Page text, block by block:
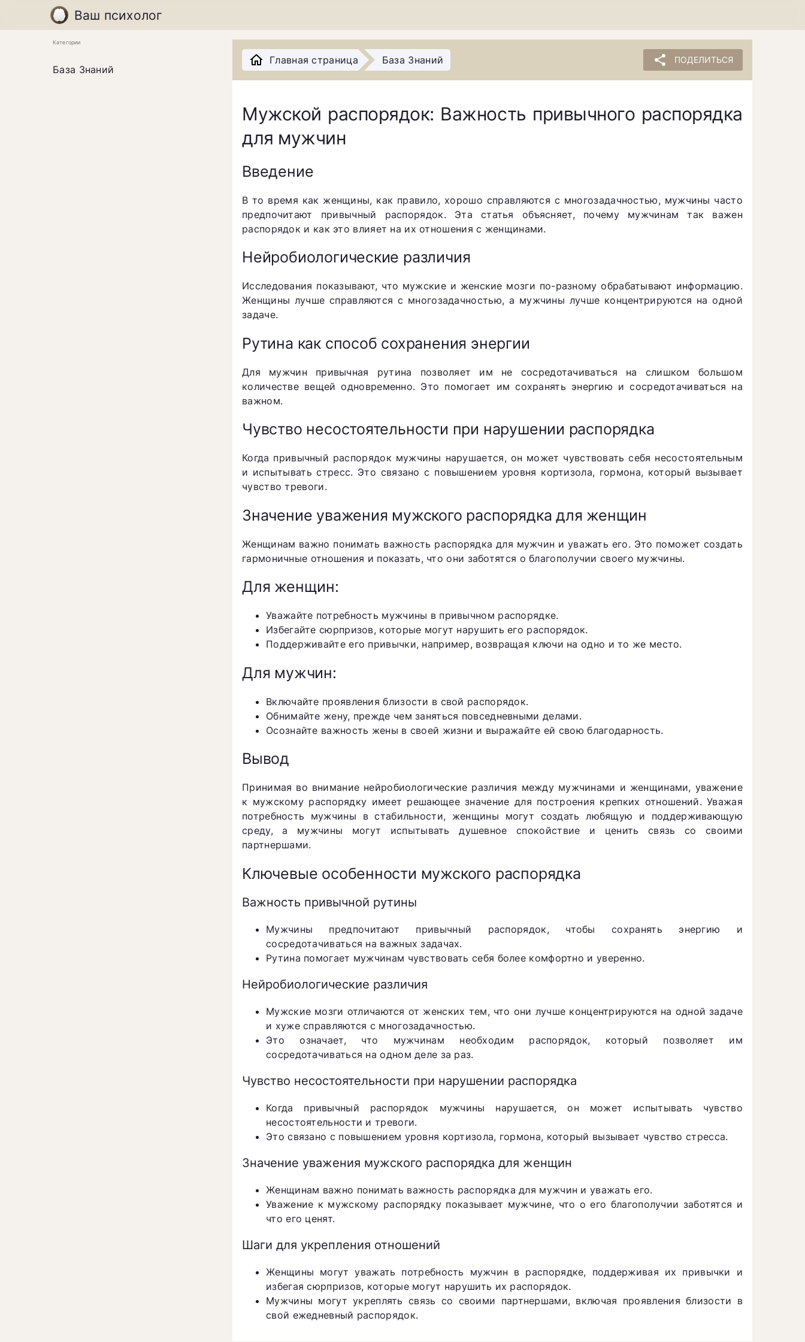
Ваш психолог
Категории
База Знаний
Главная страница База Знаний share ПОДЕЛИТЬСЯ
Мужской распорядок: Важность привычного распорядка
для мужчин
Введение
В то время как женщины, как правило, хорошо справляются с многозадачностью, мужчины часто
предпочитают привычный распорядок. Эта статья объясняет, почему мужчинам так важен
распорядок и как это влияет на их отношения с женщинами.
Нейробиологические различия
Исследования показывают, что мужские и женские мозги по-разному обрабатывают информацию.
Женщины лучше справляются с многозадачностью, а мужчины лучше концентрируются на одной
задаче.
Рутина как способ сохранения энергии
Для мужчин привычная рутина позволяет им не сосредотачиваться на слишком большом
количестве вещей одновременно. Это помогает им сохранять энергию и сосредотачиваться на
важном.
Чувство несостоятельности при нарушении распорядка
Когда привычный распорядок мужчины нарушается, он может чувствовать себя несостоятельным
и испытывать стресс. Это связано с повышением уровня кортизола, гормона, который вызывает
чувство тревоги.
Значение уважения мужского распорядка для женщин
Женщинам важно понимать важность распорядка для мужчин и уважать его. Это поможет создать
гармоничные отношения и показать, что они заботятся о благополучии своего мужчины.
Для женщин:
Уважайте потребность мужчины в привычном распорядке.
Избегайте сюрпризов, которые могут нарушить его распорядок.
Поддерживайте его привычки, например, возвращая ключи на одно и то же место.
Для мужчин:
Включайте проявления близости в свой распорядок.
Обнимайте жену, прежде чем заняться повседневными делами.
Осознайте важность жены в своей жизни и выражайте ей свою благодарность.
Вывод
Принимая во внимание нейробиологические различия между мужчинами и женщинами, уважение
к мужскому распорядку имеет решающее значение для построения крепких отношений. Уважая
потребность мужчины в стабильности, женщины могут создать любящую и поддерживающую
среду, а мужчины могут испытывать душевное спокойствие и ценить связь со своими
партнершами.
Ключевые особенности мужского распорядка
Важность привычной рутины
Мужчины предпочитают привычный распорядок, чтобы сохранять энергию и
сосредотачиваться на важных задачах.
Рутина помогает мужчинам чувствовать себя более комфортно и уверенно.
Нейробиологические различия
Мужские мозги отличаются от женских тем, что они лучше концентрируются на одной задаче
и хуже справляются с многозадачностью.
Это означает, что мужчинам необходим распорядок, который позволяет им
сосредотачиваться на одном деле за раз.
Чувство несостоятельности при нарушении распорядка
Когда привычный распорядок мужчины нарушается, он может испытывать чувство
несостоятельности и тревоги.
Это связано с повышением уровня кортизола, гормона, который вызывает чувство стресса.
Значение уважения мужского распорядка для женщин
Женщинам важно понимать важность распорядка для мужчин и уважать его.
Уважение к мужскому распорядку показывает мужчине, что о его благополучии заботятся и
что его ценят.
Шаги для укрепления отношений
Женщины могут уважать потребность мужчин в распорядке, поддерживая их привычки и
избегая сюрпризов, которые могут нарушить их распорядок.
Мужчины могут укреплять связь со своими партнершами, включая проявления близости в
свой ежедневный распорядок.